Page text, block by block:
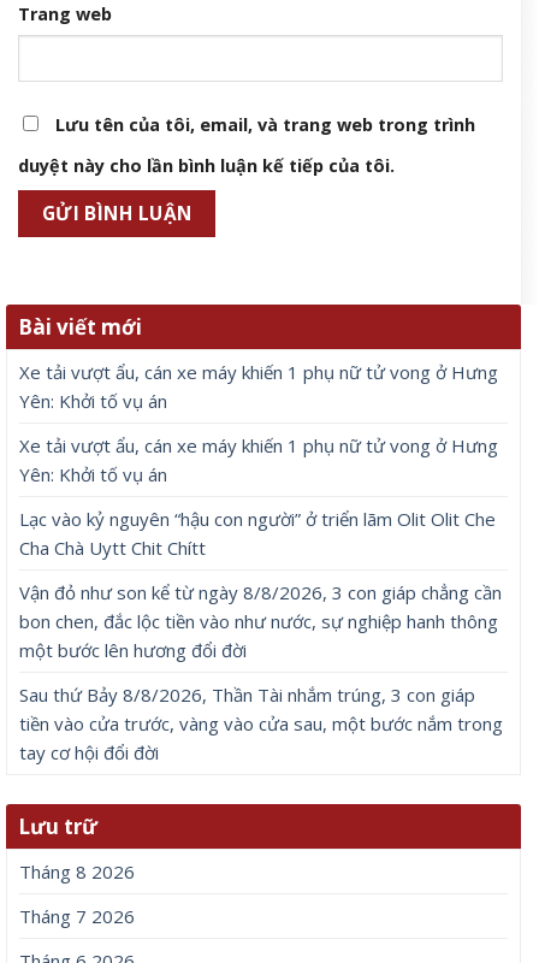
Trang web
Lưu tên của tôi, email, và trang web trong trình
duyệt này cho lần bình luận kế tiếp của tôi.
Bài viết mới
Xe tải vượt ẩu, cán xe máy khiến 1 phụ nữ tử vong ở Hưng
Yên: Khởi tố vụ án
Xe tải vượt ẩu, cán xe máy khiến 1 phụ nữ tử vong ở Hưng
Yên: Khởi tố vụ án
Lạc vào kỷ nguyên “hậu con người” ở triển lãm Olit Olit Che
Cha Chà Uytt Chit Chítt
Vận đỏ như son kể từ ngày 8/8/2026, 3 con giáp chẳng cần
bon chen, đắc lộc tiền vào như nước, sự nghiệp hanh thông
một bước lên hương đổi đời
Sau thứ Bảy 8/8/2026, Thần Tài nhắm trúng, 3 con giáp
tiền vào cửa trước, vàng vào cửa sau, một bước nắm trong
tay cơ hội đổi đời
Lưu trữ
Tháng 8 2026
Tháng 7 2026